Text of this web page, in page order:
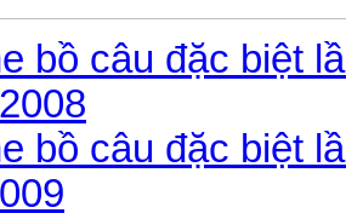
bồ câu đặc biệt
bồ câu đặc biệt